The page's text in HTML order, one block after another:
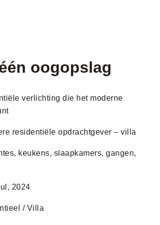
oogopslag
verlichting die het moderne
residentiële opdrachtgever – villa
keukens, slaapkamers, gangen,
2024
/ Villa